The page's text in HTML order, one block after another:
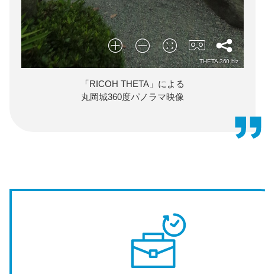
「RICOH THETA」による
丸岡城360度パノラマ映像